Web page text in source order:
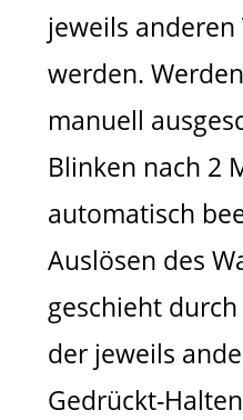
jeweils
werden.
manuell
Blinken nach 2
automatisch
Auslösen des
geschieht
der jeweils
Gedrückt-